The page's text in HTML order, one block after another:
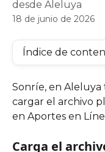
desde Aleluya
18 de junio de 2026
Índice de
Sonríe, en
cargar el archivo
en Aportes en
Carga el